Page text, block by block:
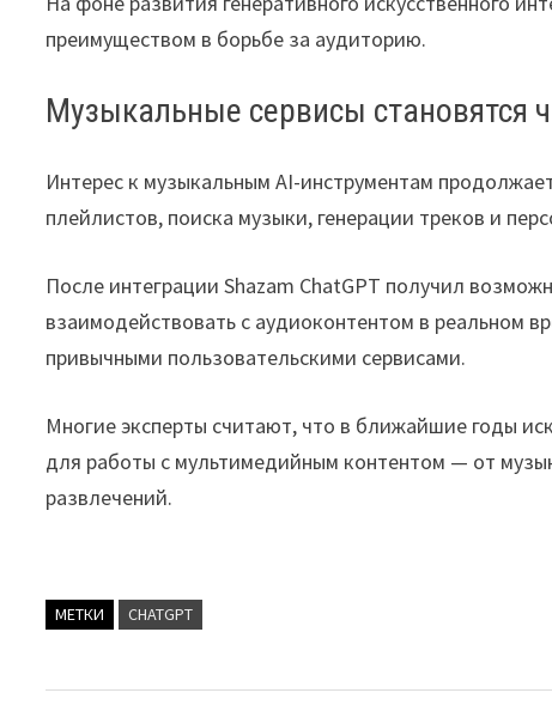
преимуществом в борьбе за аудиторию.
Музыкальные сервисы становятся
Интерес к музыкальным AI-инструментам
плейлистов, поиска музыки, генерации треков и
После интеграции Shazam ChatGPT получил
взаимодействовать с аудиоконтентом в реальном
привычными пользовательскими сервисами.
Многие эксперты считают, что в ближайшие годы
для работы с мультимедийным контентом — от
развлечений.
МЕТКИ CHATGPT